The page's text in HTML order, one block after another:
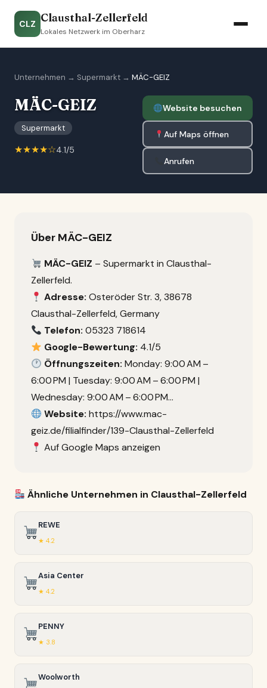
CLZ Clausthal-Zellerfeld
Lokales Netzwerk im Oberharz
Unternehmen → Supermarkt → MÄC-GEIZ
MÄC-GEIZ
Supermarkt
★★★★☆4.1/5
Website besuchen
Auf Maps öffnen
Anrufen
Über MÄC-GEIZ
MÄC-GEIZ – Supermarkt in Clausthal-
Zellerfeld.
Adresse: Osteröder Str. 3, 38678
Clausthal-Zellerfeld, Germany
Telefon: 05323 718614
Google-Bewertung: 4.1/5
Öffnungszeiten: Monday: 9:00 AM –
6:00 PM | Tuesday: 9:00 AM – 6:00 PM |
Wednesday: 9:00 AM – 6:00 PM…
Website: https://www.mac-
geiz.de/filialfinder/139-Clausthal-Zellerfeld
Auf Google Maps anzeigen
Ähnliche Unternehmen in Clausthal-Zellerfeld
REWE
★ 4.2
Asia Center
★ 4.2
PENNY
★ 3.8
Woolworth